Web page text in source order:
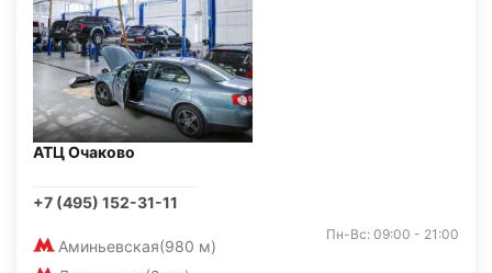
АТЦ Очаково
+7 (495) 152-31-11
Аминьевская(980 м)
Пн-Вс: 09:00 - 21:00